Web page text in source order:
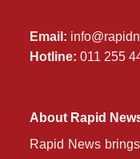
Email:
Hotline: 011 255
About Rapid
Rapid News